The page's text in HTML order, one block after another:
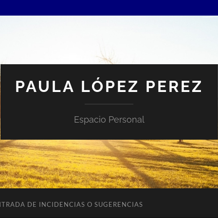
PAULA LÓPEZ PEREZ
Espacio Personal
DE INCIDENCIAS O SUGERENCIAS